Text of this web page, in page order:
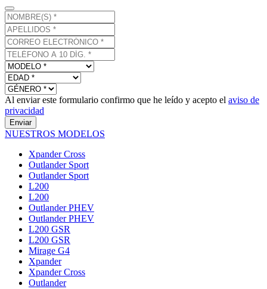
Al enviar este formulario confirmo que he leído y acepto el aviso de
privacidad
Enviar
NUESTROS MODELOS
Xpander Cross
Outlander Sport
Outlander Sport
L200
L200
Outlander PHEV
Outlander PHEV
L200 GSR
L200 GSR
Mirage G4
Xpander
Xpander Cross
Outlander